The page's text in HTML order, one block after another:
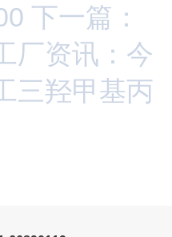
下一篇：
厂资讯：今
三羟甲基丙